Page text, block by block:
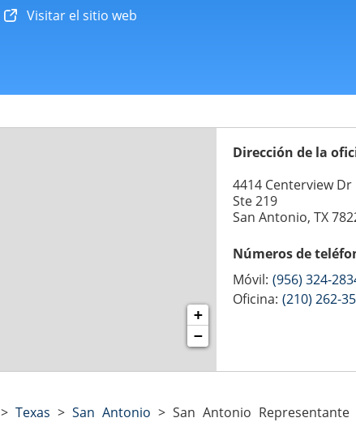
Visitar el sitio web
+
−
Dirección de la
4414 Centerview Dr
Ste 219
San Antonio, TX
Números de
Móvil: (956) 324-
Oficina: (210) 262-
> Texas > San Antonio > San Antonio